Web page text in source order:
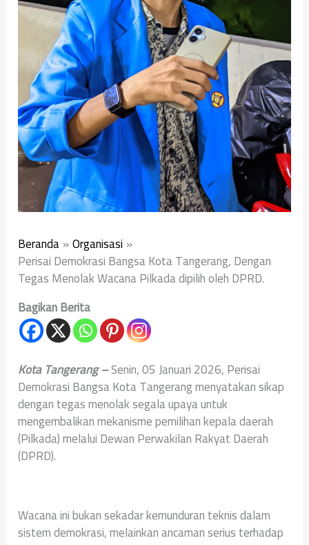
Beranda Organisasi
‎Perisai Demokrasi Bangsa Kota Tangerang, Dengan
Tegas Menolak Wacana Pilkada dipilih oleh DPRD.
Bagikan Berita
Kota Tangerang –Senin, 05 Januari 2026, Perisai
Demokrasi Bangsa Kota Tangerang menyatakan sikap
dengan tegas menolak segala upaya untuk
mengembalikan mekanisme pemilihan kepala daerah
(Pilkada) melalui Dewan Perwakilan Rakyat Daerah
(DPRD).
‎Wacana ini bukan sekadar kemunduran teknis dalam
sistem demokrasi, melainkan ancaman serius terhadap